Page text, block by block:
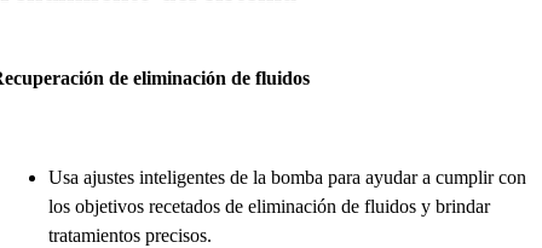
Usa ajustes inteligentes de la bomba para ayudar a cumplir con
los objetivos recetados de eliminación de fluidos y brindar
tratamientos precisos.